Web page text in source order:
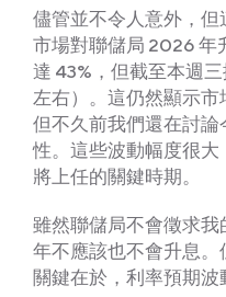
儘管並不令人意外，
市場對聯儲局 2026 年
達 43%，但截至本週
左右）。這仍然顯示市
但不久前我們還在討
性。這些波動幅度很
將上任的關鍵時期。
雖然聯儲局不會徵求
年不應該也不會升息
關鍵在於，利率預期波